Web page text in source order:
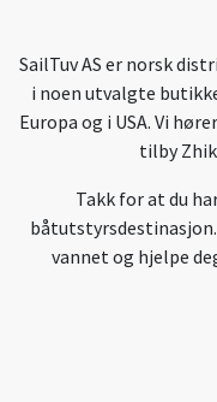
SailTuv AS er norsk
i noen utvalgte
Europa og i USA. Vi
tilby
Takk for at du
vannet og hjelpe